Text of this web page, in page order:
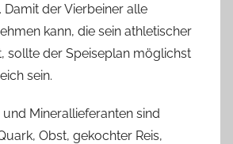
der Vierbeiner alle
kann, die sein athletischer
sollte der Speiseplan möglichst
sein.
Minerallieferanten sind
Obst, gekochter Reis,